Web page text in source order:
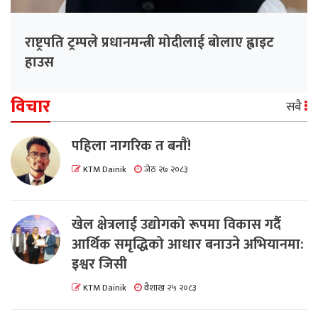
राष्ट्रपति ट्रम्पले प्रधानमन्त्री मोदीलाई बोलाए ह्वाइट
हाउस
विचार सबै
पहिला नागरिक त बनाैं!
KTM Dainik जेठ २७ २०८३
खेल क्षेत्रलाई उद्योगको रूपमा विकास गर्दै
आर्थिक समृद्धिको आधार बनाउने अभियानमा:
इश्वर जिसी
KTM Dainik वैशाख २५ २०८३